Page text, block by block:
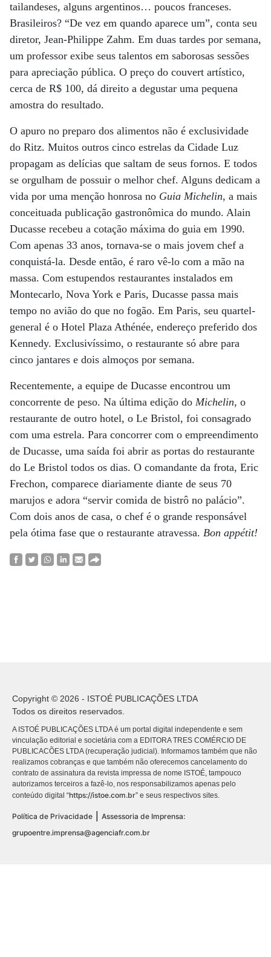
tailandeses, alguns argentinos… poucos franceses.
Brasileiros? “De vez em quando aparece um”, conta seu
diretor, Jean-Philippe Zahm. Em duas tardes por semana,
um professor exibe seus talentos em saborosas sessões
para apreciação pública. O preço do couvert artístico,
cerca de R$ 100, dá direito a degustar uma pequena
amostra do resultado.
O apuro no preparo dos alimentos não é exclusividade
do Ritz. Muitos outros cinco estrelas da Cidade Luz
propagam as delícias que saltam de seus fornos. E todos
se orgulham de possuir o melhor chef. Alguns dedicam a
vida por uma menção honrosa no Guia Michelin, a mais
conceituada publicação gastronômica do mundo. Alain
Ducasse recebeu a cotação máxima do guia em 1990.
Com apenas 33 anos, tornava-se o mais jovem chef a
conquistá-la. Desde então, é raro vê-lo com a mão na
massa. Com estupendos restaurantes instalados em
Montecarlo, Nova York e Paris, Ducasse passa mais
tempo no avião do que no fogão. Em Paris, seu quartel-
general é o Hotel Plaza Athénée, endereço preferido dos
Kennedy. Exclusivíssimo, o restaurante só abre para
cinco jantares e dois almoços por semana.
Recentemente, a equipe de Ducasse encontrou um
concorrente de peso. Na última edição do Michelin, o
restaurante de outro hotel, o Le Bristol, foi consagrado
com uma estrela. Para concorrer com o empreendimento
de Ducasse, uma saída foi abrir as portas do restaurante
do Le Bristol todos os dias. O comandante da frota, Eric
Frechon, comparece diariamente diante de seus 70
marujos e adora “servir comida de bistrô no palácio”.
Com dois anos de casa, o chef é o grande responsável
pela ótima fase que o restaurante atravessa. Bon appétit!
Copyright © 2026 - ISTOÉ PUBLICAÇÕES LTDA
Todos os direitos reservados.
A ISTOÉ PUBLICAÇÕES LTDA é um portal digital independente e sem
vinculação editorial e societária com a EDITORA TRES COMÉRCIO DE
PUBLICACÕES LTDA (recuperação judicial). Informamos também que não
realizamos cobranças e que também não oferecemos cancelamento do
contrato de assinatura da revista impressa de nome ISTOÉ, tampouco
autorizamos terceiros a fazê-lo, nos responsabilizamos apenas pelo
conteúdo digital “https://istoe.com.br” e seus respectivos sites.
Política de Privacidade
Assessoria de Imprensa:
grupoentre.imprensa@agenciafr.com.br